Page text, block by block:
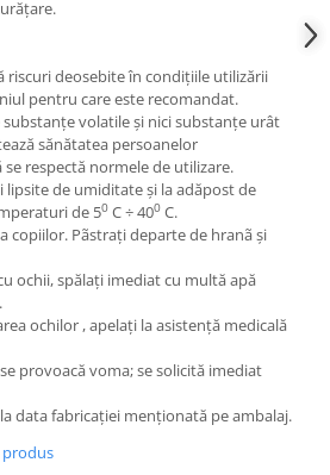
riscuri deosebite în condițiile utilizării
pentru care este recomandat.
volatile și nici substanțe urât
sănătatea persoanelor
se respectă normele de utilizare.
lipsite de umiditate și la adăpost de
de 50 C ÷ 400 C.
copiilor. Pãstraţi departe de hranã şi
ochii, spălați imediat cu multă apă
ochilor , apelați la asistență medicală
provoacă voma; se solicită imediat
data fabricației menționată pe ambalaj.